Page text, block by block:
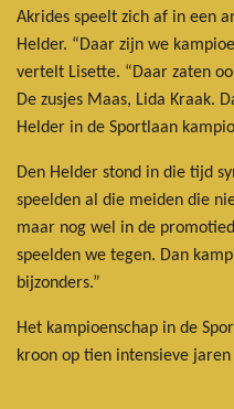
Akrides speelt zich af in een
Helder. “Daar zijn we
vertelt Lisette. “Daar zaten
De zusjes Maas, Lida Kraak.
Helder in de Sportlaan
Den Helder stond in die tijd
speelden al die meiden die
maar nog wel in de
speelden we tegen. Dan
bijzonders.”
Het kampioenschap in de
kroon op tien intensieve jaren